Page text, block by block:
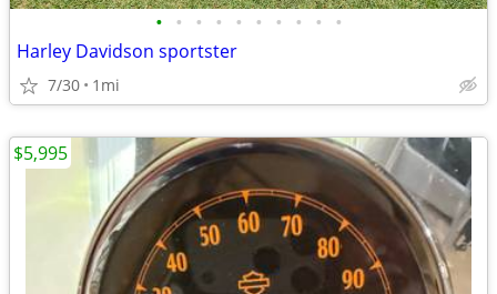
• • • • • • • • • •
Harley Davidson sportster
7/30 1mi
$5,995